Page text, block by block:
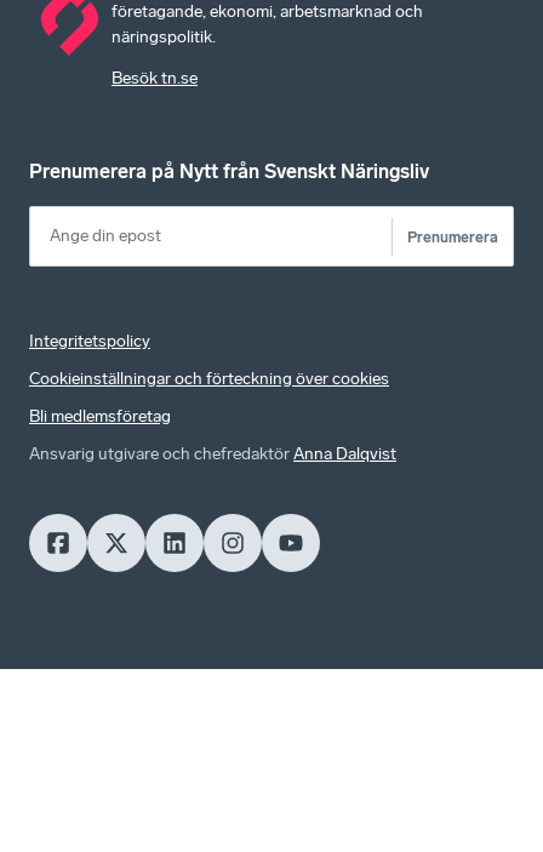
företagande, ekonomi, arbetsmarknad och
näringspolitik.
Besök tn.se
Prenumerera på Nytt från Svenskt Näringsliv
Prenumerera
Integritetspolicy
Cookieinställningar och förteckning över cookies
Bli medlemsföretag
Ansvarig utgivare och chefredaktörAnna Dalqvist